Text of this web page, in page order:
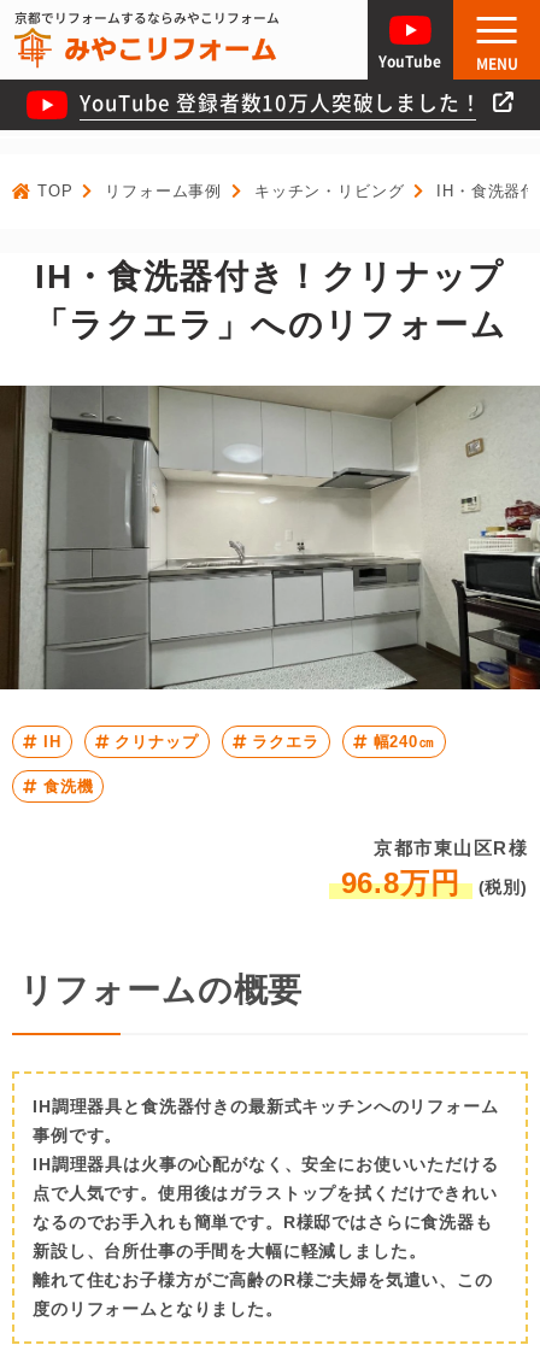
京都でリフォームするならみやこリフォーム
YouTube 登録者数10万人突破しました！
YouTube MENU
TOP リフォーム事例 キッチン・リビング IH・食洗器
IH・食洗器付き！クリナップ
「ラクエラ」へのリフォーム
IH クリナップ ラクエラ 幅240㎝
食洗機
京都市東山区R様
96.8万円 (税別)
リフォームの概要
IH調理器具と食洗器付きの最新式キッチンへのリフォーム
事例です。
IH調理器具は火事の心配がなく、安全にお使いいただける
点で人気です。使用後はガラストップを拭くだけできれい
なるのでお手入れも簡単です。R様邸ではさらに食洗器も
新設し、台所仕事の手間を大幅に軽減しました。
離れて住むお子様方がご高齢のR様ご夫婦を気遣い、この
度のリフォームとなりました。